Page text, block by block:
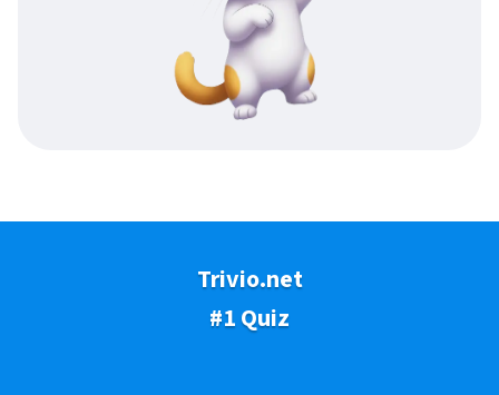
Trivio.net
#1 Quiz